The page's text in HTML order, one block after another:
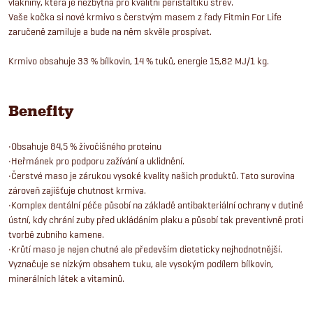
Vaše kočka si nové krmivo s čerstvým masem z řady Fitmin For Life
zaručeně zamiluje a bude na něm skvěle prospívat.
Krmivo obsahuje 33 % bílkovin, 14 % tuků, energie 15,82 MJ/1 kg.
Benefity
•Obsahuje 84,5 % živočišného proteinu
•Heřmánek pro podporu zažívání a uklidnění.
•Čerstvé maso je zárukou vysoké kvality našich produktů. Tato surovina
zároveň zajišťuje chutnost krmiva.
•Komplex dentální péče působí na základě antibakteriální ochrany v dutině
ústní, kdy chrání zuby před ukládáním plaku a působí tak preventivně proti
tvorbě zubního kamene.
•Krůtí maso je nejen chutné ale především dieteticky nejhodnotnější.
Vyznačuje se nízkým obsahem tuku, ale vysokým podílem bílkovin,
minerálních látek a vitaminů.